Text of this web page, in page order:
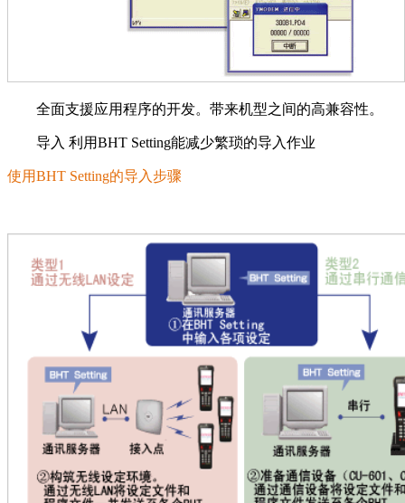
全面支援应用程序的开发。带来机型之间的高兼容性。
导入 利用BHT Setting能减少繁琐的导入作业
使用BHT Setting的导入步骤